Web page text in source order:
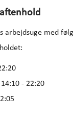
arbejdsuge med
- 22:20